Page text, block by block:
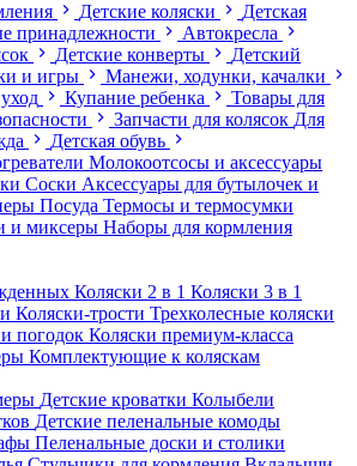
Детские коляски
Детская
принадлежности
Автокресла
Детские конверты
Детский
и игры
Манежи, ходунки, качалки
Купание ребенка
Товары для
Запчасти для колясок Для
Детская обувь
Молокоотсосы и аксессуары
Соски Аксессуары для бутылочек и
Посуда Термосы и термосумки
и миксеры Наборы для кормления
Коляски 2 в 1 Коляски 3 в 1
Коляски-трости Трехколесные коляски
погодок Коляски премиум-класса
Комплектующие к коляскам
Детские кроватки Колыбели
Детские пеленальные комоды
Пеленальные доски и столики